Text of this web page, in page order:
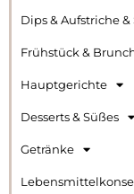
Dips & Aufstriche &
Frühstück &
Hauptgerichte
Desserts & Süßes
Getränke